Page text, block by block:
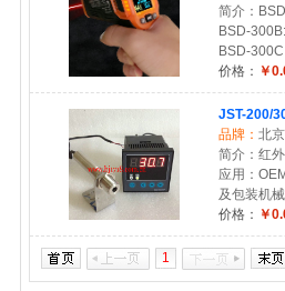
简介：
BSD-
BSD-
价格： ￥
JST-200/
品牌： 北
简介：红
应用：
及包装机
价格： ￥
1